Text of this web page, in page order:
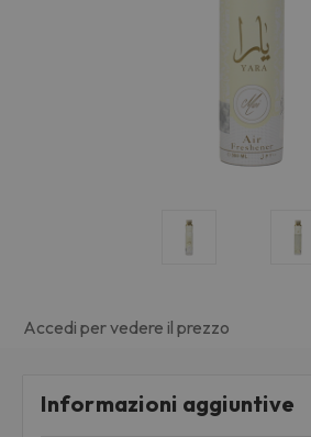
Accedi per vedere il prezzo
Informazioni aggiuntive